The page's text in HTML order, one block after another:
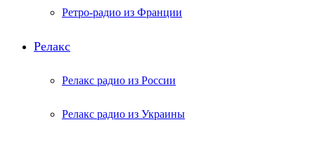
Ретро-радио из Франции
Релакс
Релакс радио из России
Релакс радио из Украины